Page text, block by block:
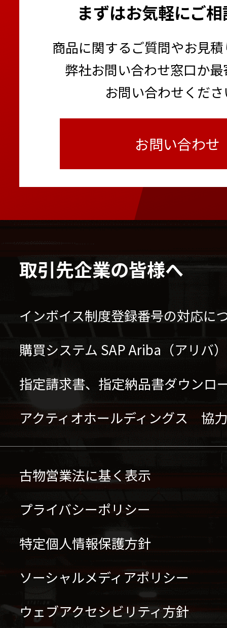
まずはお気軽にご
商品に関するご質問やお見
弊社お問い合わせ窓口か
お問い合わせくだ
お問い合わせ
取引先企業の皆様へ
インボイス制度登録番号の対応に
購買システム SAP Ariba（アリバ
指定請求書、指定納品書ダウンロ
アクティオホールディングス 協
古物営業法に基く表示
プライバシーポリシー
特定個人情報保護方針
ソーシャルメディアポリシー
ウェブアクセシビリティ方針